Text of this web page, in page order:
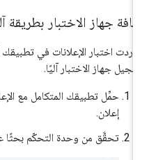
جهاز الاختبار بطريقة آلية
أردت اختبار الإعلانات في تطبيقك
جهاز الاختبار آليًا.
حمِّل تطبيقك المتكامل مع
إعلان.
تحقَّق من وحدة التحكّم بحثًا عن